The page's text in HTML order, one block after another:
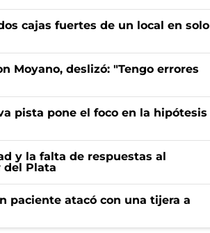
cajas fuertes de un local en solo
Moyano, deslizó: "Tengo errores
pista pone el foco en la hipótesis
y la falta de respuestas al
del Plata
paciente atacó con una tijera a